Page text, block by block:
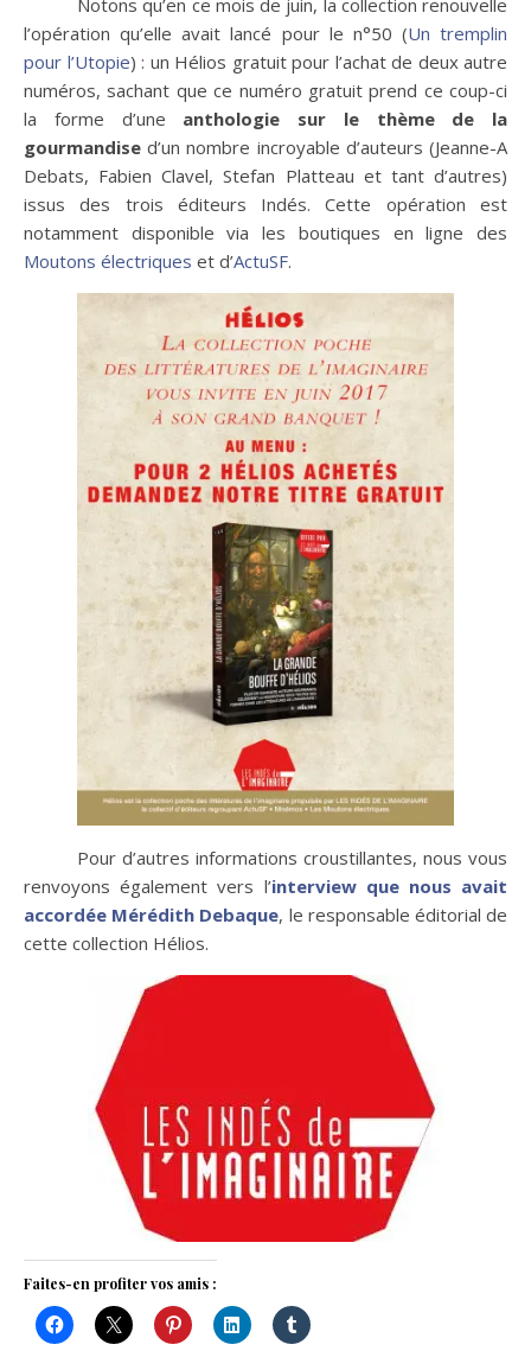
Notons qu’en ce mois de juin, la collection renouvelle
l’opération qu’elle avait lancé pour le n°50 (Un tremplin
pour l’Utopie) : un Hélios gratuit pour l’achat de deux autre
numéros, sachant que ce numéro gratuit prend ce coup-ci
la forme d’une anthologie sur le thème de la
gourmandise d’un nombre incroyable d’auteurs (Jeanne-A
Debats, Fabien Clavel, Stefan Platteau et tant d’autres)
issus des trois éditeurs Indés. Cette opération est
notamment disponible via les boutiques en ligne des
Moutons électriques et d’ActuSF.
Pour d’autres informations croustillantes, nous vous
renvoyons également vers l’interview que nous avait
accordée Mérédith Debaque, le responsable éditorial de
cette collection Hélios.
Faites-en profiter vos amis :